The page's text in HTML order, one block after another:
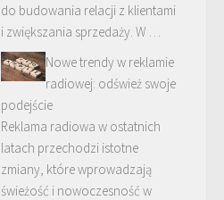
do budowania relacji z klientami
i zwiększania sprzedaży. W …
Nowe trendy w reklamie
radiowej: odśwież swoje
podejście
Reklama radiowa w ostatnich
latach przechodzi istotne
zmiany, które wprowadzają
świeżość i nowoczesność w